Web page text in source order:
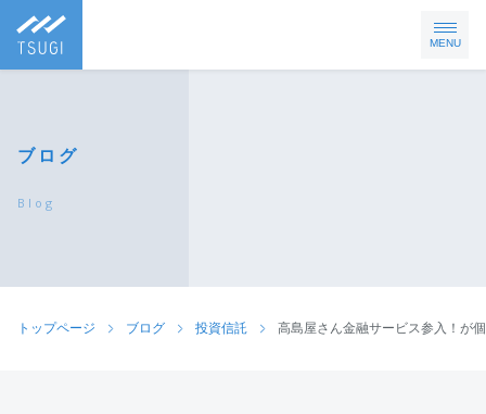
MENU
ブログ
Blog
トップページ ブログ 投資信託 高島屋さん金融サービス参入！が